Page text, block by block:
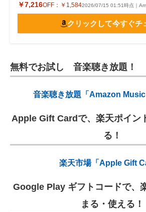
￥7,216OFF： ￥1,5842026/07/15 01:51時点｜
クリックして今すぐチ
無料でお試し 音楽聴き放題！
音楽聴き放題「Amazon Music
Apple Gift Cardで、楽天ポイン
る！
楽天市場「Apple Gift
Google Play ギフトコードで、
まる・使える！